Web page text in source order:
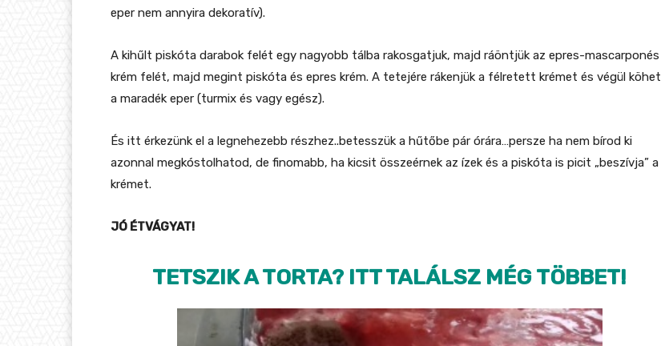
eper nem annyira dekoratív).
A kihűlt piskóta darabok felét egy nagyobb tálba rakosgatjuk, majd ráöntjük az epres-mascarponés
krém felét, majd megint piskóta és epres krém. A tetejére rákenjük a félretett krémet és végül köhet
a maradék eper (turmix és vagy egész).
És itt érkezünk el a legnehezebb részhez..betesszük a hűtőbe pár órára…persze ha nem bírod ki
azonnal megkóstolhatod, de finomabb, ha kicsit összeérnek az ízek és a piskóta is picit „beszívja” a
krémet.
JÓ ÉTVÁGYAT!
TETSZIK A TORTA? ITT TALÁLSZ MÉG TÖBBET!